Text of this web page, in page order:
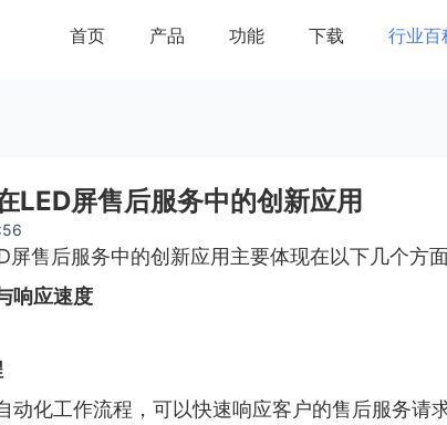
首页 产品 功能 下载 行业百
LED屏售后服务中的创新应用
屏售后服务中的创新应用主要体现在以下几个方
响应速度
动化工作流程，可以快速响应客户的售后服务请